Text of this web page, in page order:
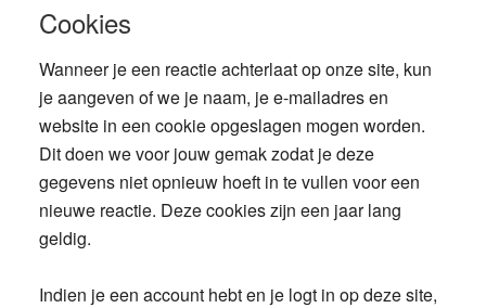
Cookies
Wanneer je een reactie achterlaat op onze site, kun
je aangeven of we je naam, je e-mailadres en
website in een cookie opgeslagen mogen worden.
Dit doen we voor jouw gemak zodat je deze
gegevens niet opnieuw hoeft in te vullen voor een
nieuwe reactie. Deze cookies zijn een jaar lang
geldig.
Indien je een account hebt en je logt in op deze site,